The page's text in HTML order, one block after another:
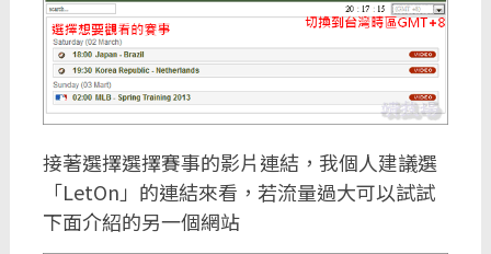
接著選擇選擇賽事的影片連結，我個人建議選
「LetOn」的連結來看，若流量過大可以試試
下面介紹的另一個網站